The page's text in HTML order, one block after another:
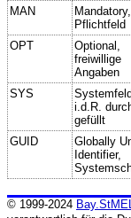
MAN
Mandatory,
Pflichtfeld
OPT
Optional,
freiwillige
Angaben
SYS
i.d.R.
gefüllt
GUID
Globally
Identifier,
© 1999-2024